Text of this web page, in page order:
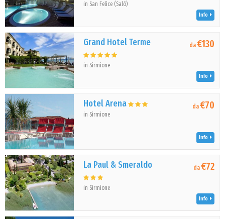
in San Felice (Salò)
Info
Grand Hotel Terme
in Sirmione
da€130
Info
Hotel Arena
in Sirmione
da€70
Info
La Paul & Smeraldo
in Sirmione
da€72
Info